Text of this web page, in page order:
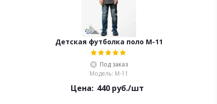
Детская футболка поло М-11
Под заказ
Модель: М-11
Цена: 440руб./шт